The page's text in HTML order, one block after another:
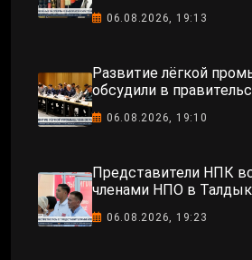
06.08.2026, 19:13
Развитие лёгкой
обсудили в
06.08.2026, 19:10
Представители НПК
членами НПО в
06.08.2026, 19:23